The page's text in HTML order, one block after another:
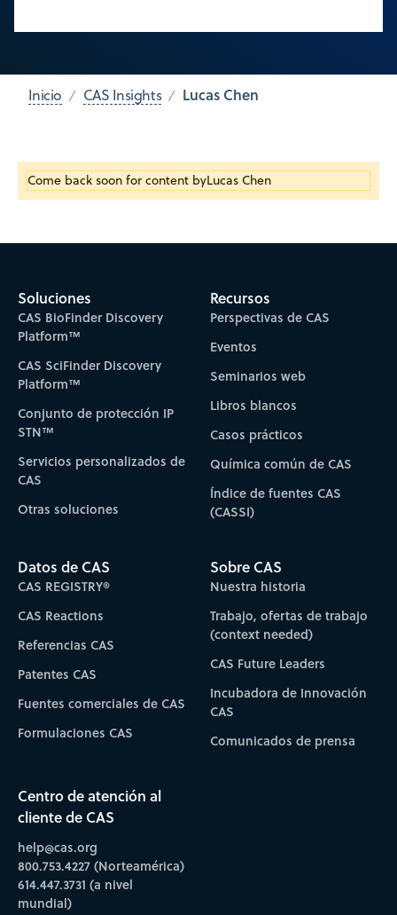
Inicio CAS Insights Lucas Chen
Come back soon for content byLucas Chen
Soluciones
CAS BioFinder Discovery
Platform™
CAS SciFinder Discovery
Platform™
Conjunto de protección IP
STN™
Servicios personalizados de
CAS
Otras soluciones
Recursos
Perspectivas de CAS
Eventos
Seminarios web
Libros blancos
Casos prácticos
Química común de CAS
Índice de fuentes CAS
(CASSI)
Datos de CAS
CAS REGISTRY®
CAS Reactions
Referencias CAS
Patentes CAS
Fuentes comerciales de CAS
Formulaciones CAS
Sobre CAS
Nuestra historia
Trabajo, ofertas de trabajo
(context needed)
CAS Future Leaders
Incubadora de Innovación
CAS
Comunicados de prensa
Centro de atención al
cliente de CAS
help@cas.org
800.753.4227 (Norteamérica)
614.447.3731 (a nivel
mundial)